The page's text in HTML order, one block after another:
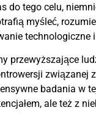
do tego celu,
myśleć,
technologiczne
przewyższające
związanej
badania w
ale też z